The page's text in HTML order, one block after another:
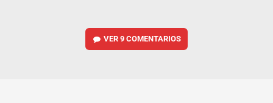
VER9 COMENTARIOS